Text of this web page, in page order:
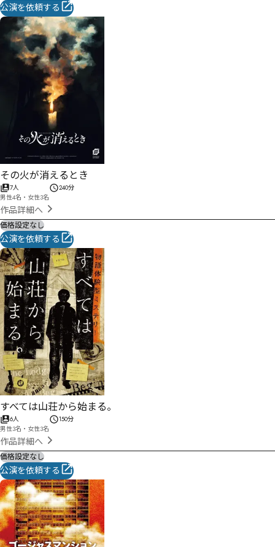
公演を依頼する
その火が消えるとき
7人
男性4名・女性3名
240分
作品詳細へ
価格設定なし
公演を依頼する
すべては山荘から始まる。
6人
男性3名・女性3名
150分
作品詳細へ
価格設定なし
公演を依頼する